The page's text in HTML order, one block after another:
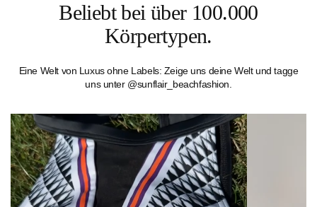
Beliebt bei über 100.000
Körpertypen.
Eine Welt von Luxus ohne Labels: Zeige uns deine Welt und tagge
uns unter @sunflair_beachfashion.